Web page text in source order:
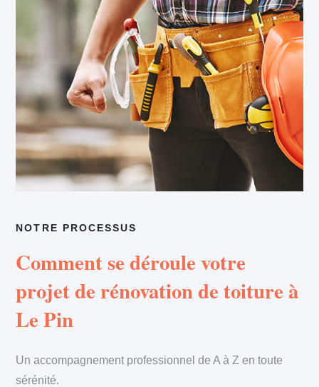
NOTRE PROCESSUS
Comment se déroule votre
projet de rénovation de toiture à
Le Pin
Un accompagnement professionnel de A à Z en toute
sérénité.